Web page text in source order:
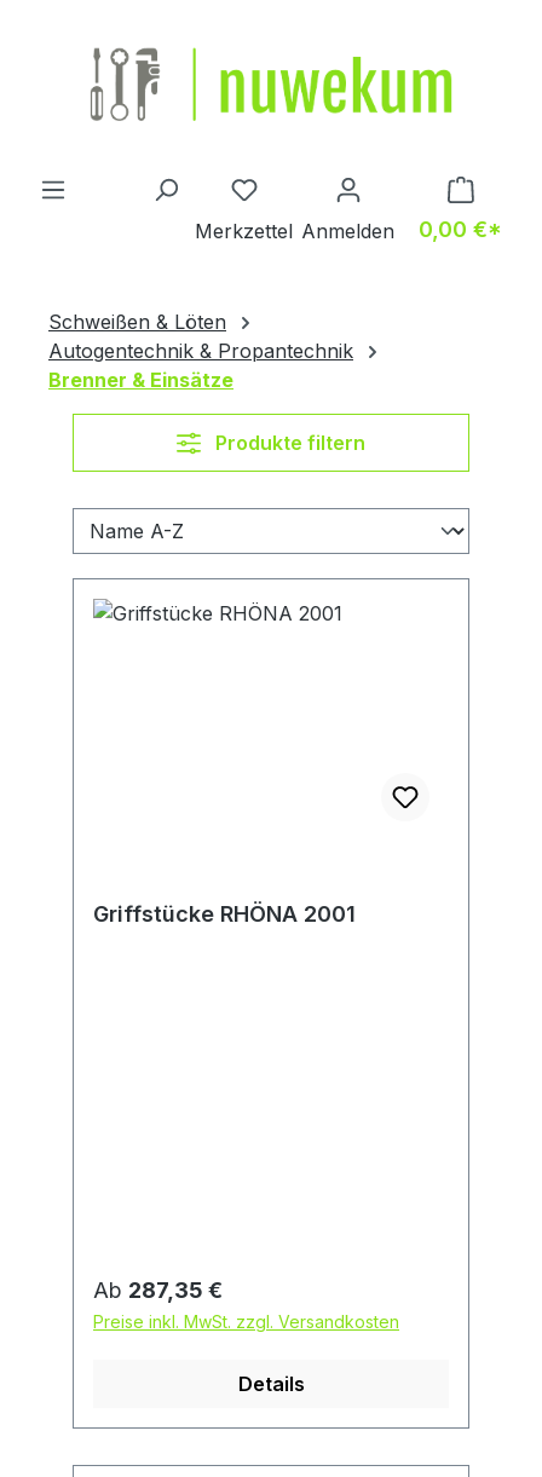
Du hast 0 Produkte auf dem
Merkzettel Anmelden 0,00 €*
Schweißen & Löten
Autogentechnik & Propantechnik
Brenner & Einsätze
Produkte filtern
Griffstücke RHÖNA 2001
Regulärer Preis:
Ab 287,35 €
Preise inkl. MwSt. zzgl. Versandkosten
Details